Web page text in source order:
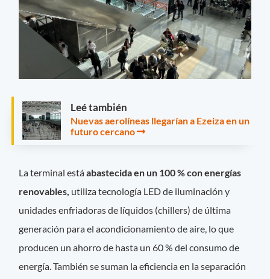
Leé también
Nuevas aerolíneas llegarían a Ezeiza en un
futuro cercano
La terminal estáabastecida en un 100 % con energías
renovables, utiliza tecnología LED de iluminación y
unidades enfriadoras de líquidos (chillers) de última
generación para el acondicionamiento de aire, lo que
producen un ahorro de hasta un 60 % del consumo de
energía. También se suman la eficiencia en la separación